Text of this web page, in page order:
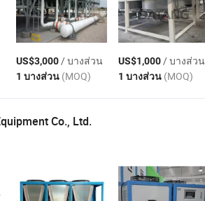
US$3,000/ บางส่วน
1 บางส่วน (MOQ)
US$1,000/ บางส่วน
1 บางส่วน (MOQ)
Co., Ltd.